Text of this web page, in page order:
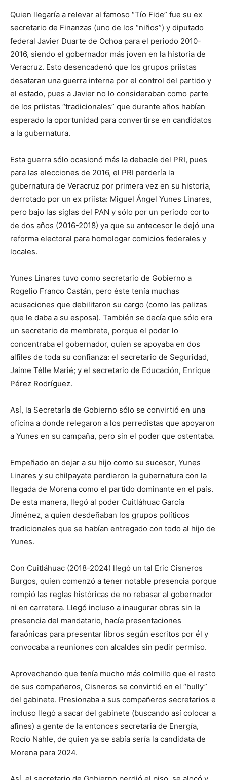
Quien llegaría a relevar al famoso “Tío Fide” fue su ex
secretario de Finanzas (uno de los “niños”) y diputado
federal Javier Duarte de Ochoa para el periodo 2010-
2016, siendo el gobernador más joven en la historia de
Veracruz. Esto desencadenó que los grupos priistas
desataran una guerra interna por el control del partido y
el estado, pues a Javier no lo consideraban como parte
de los priistas “tradicionales” que durante años habían
esperado la oportunidad para convertirse en candidatos
a la gubernatura.
Esta guerra sólo ocasionó más la debacle del PRI, pues
para las elecciones de 2016, el PRI perdería la
gubernatura de Veracruz por primera vez en su historia,
derrotado por un ex priista: Miguel Ángel Yunes Linares,
pero bajo las siglas del PAN y sólo por un periodo corto
de dos años (2016-2018) ya que su antecesor le dejó una
reforma electoral para homologar comicios federales y
locales.
Yunes Linares tuvo como secretario de Gobierno a
Rogelio Franco Castán, pero éste tenía muchas
acusaciones que debilitaron su cargo (como las palizas
que le daba a su esposa). También se decía que sólo era
un secretario de membrete, porque el poder lo
concentraba el gobernador, quien se apoyaba en dos
alfiles de toda su confianza: el secretario de Seguridad,
Jaime Télle Marié; y el secretario de Educación, Enrique
Pérez Rodríguez.
Así, la Secretaría de Gobierno sólo se convirtió en una
oficina a donde relegaron a los perredistas que apoyaron
a Yunes en su campaña, pero sin el poder que ostentaba.
Empeñado en dejar a su hijo como su sucesor, Yunes
Linares y su chilpayate perdieron la gubernatura con la
llegada de Morena como el partido dominante en el país.
De esta manera, llegó al poder Cuitláhuac García
Jiménez, a quien desdeñaban los grupos políticos
tradicionales que se habían entregado con todo al hijo de
Yunes.
Con Cuitláhuac (2018-2024) llegó un tal Eric Cisneros
Burgos, quien comenzó a tener notable presencia porque
rompió las reglas históricas de no rebasar al gobernador
ni en carretera. Llegó incluso a inaugurar obras sin la
presencia del mandatario, hacía presentaciones
faraónicas para presentar libros según escritos por él y
convocaba a reuniones con alcaldes sin pedir permiso.
Aprovechando que tenía mucho más colmillo que el resto
de sus compañeros, Cisneros se convirtió en el “bully”
del gabinete. Presionaba a sus compañeros secretarios e
incluso llegó a sacar del gabinete (buscando así colocar a
afines) a gente de la entonces secretaria de Energía,
Rocío Nahle, de quien ya se sabía sería la candidata de
Morena para 2024.